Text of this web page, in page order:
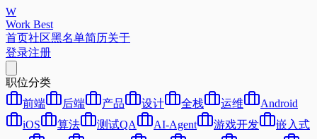
W
Work Best
首页社区黑名单简历关于
登录注册
职位分类
前端
后端 产品 设计 全栈 运维
Android
iOS
算法 测试QA AI-Agent 游戏开发
嵌入式